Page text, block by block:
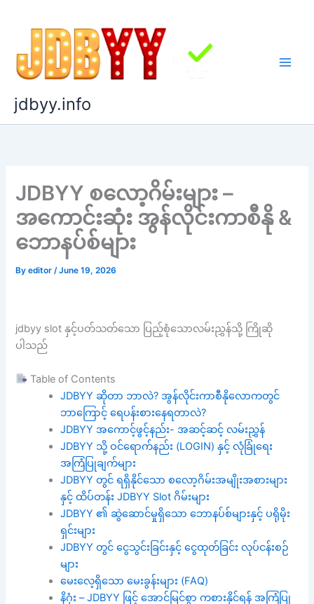
content
jdbyy.info
JDBYY စလော့ဂိမ်းများ –
အကောင်းဆုံး အွန်လိုင်းကာစီနို &
ဘောနပ်စ်များ
Byeditor/June 19, 2026
jdbyy slot နှင့်ပတ်သတ်သော ပြည့်စုံသောလမ်းညွှန်သို့ ကြိုဆို
ပါသည်
Table of Contents
JDBYY ဆိုတာ ဘာလဲ? အွန်လိုင်းကာစီနိုလောကတွင်
ဘာကြောင့် ရေပန်းစားနေရတာလဲ?
JDBYY အကောင့်ဖွင့်နည်း- အဆင့်ဆင့် လမ်းညွှန်
JDBYY သို့ ဝင်ရောက်နည်း (LOGIN) နှင့် လုံခြုံရေး
အကြံပြုချက်များ
JDBYY တွင် ရရှိနိုင်သော စလော့ဂိမ်းအမျိုးအစားများ
နှင့် ထိပ်တန်း JDBYY Slot ဂိမ်းများ
JDBYY ၏ ဆွဲဆောင်မှုရှိသော ဘောနပ်စ်များနှင့် ပရိုမိုး
ရှင်းများ
JDBYY တွင် ငွေသွင်းခြင်းနှင့် ငွေထုတ်ခြင်း လုပ်ငန်းစဉ်
များ
မေးလေ့ရှိသော မေးခွန်းများ (FAQ)
နိဂုံး – JDBYY ဖြင့် အောင်မြင်စွာ ကစားနိုင်ရန် အကြံပြု